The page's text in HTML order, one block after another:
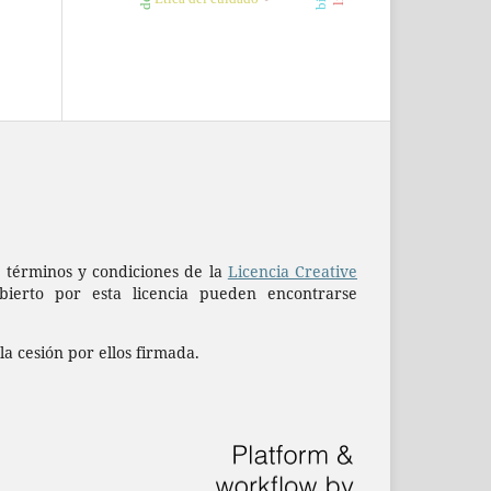
y condiciones de la Licencia Creative
por esta licencia pueden encontrarse
cesión por ellos firmada.